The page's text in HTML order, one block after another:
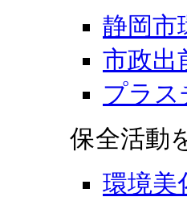
静岡市
市政出
プラス
保全活動
環境美